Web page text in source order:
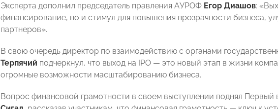
Эксперта дополнил председатель правления АУРОФ Егор Диашов:
финансирование, но и стимул для повышения прозрачности бизнеса,
партнеров».
В свою очередь директор по взаимодействию с органами
Терпячий подчеркнул, что выход на IPO — это новый этап в жизни
огромные возможности масштабированию бизнеса.
Вопрос финансовой грамотности в своем выступлении поднял